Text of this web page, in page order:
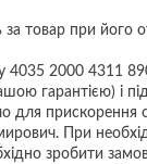
товар при його
2000 4311
гарантією) і
для прискорення
При
зробити